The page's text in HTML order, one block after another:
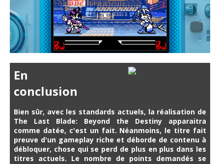
En
conclusion
Bien sûr, avec les standards actuels, la réalisation de
The Last Blade: Beyond the Destiny apparaitra
comme datée, c'est un fait. Néanmoins, le titre fait
preuve d'un gameplay riche et déborde de contenu à
débloquer, chose qui se perd de plus en plus dans les
titres actuels. Le nombre de points demandés se